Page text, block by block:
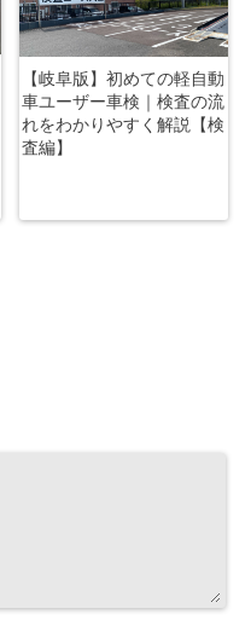
【岐阜版】初めての軽自動
車ユーザー車検｜検査の流
れをわかりやすく解説【検
査編】